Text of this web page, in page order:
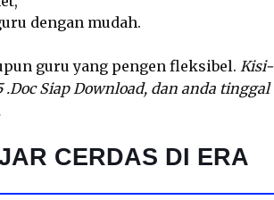
dengan mudah.
guru yang pengen fleksibel. Kisi-
.Doc Siap Download, dan anda tinggal
CERDAS DI ERA